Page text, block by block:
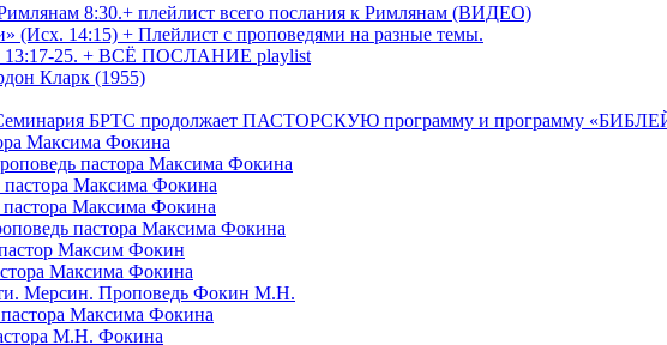
8:30.+ плейлист всего послания к Римлянам (ВИДЕО)
14:15) + Плейлист с проповедями на разные темы.
13:17-25. + ВСЁ ПОСЛАНИЕ playlist
Кларк (1955)
Семинария БРТС продолжает ПАСТОРСКУЮ программу и программу
Максима Фокина
пастора Максима Фокина
Максима Фокина
Максима Фокина
пастора Максима Фокина
Максим Фокин
Максима Фокина
Мерсин. Проповедь Фокин М.Н.
Максима Фокина
М.Н. Фокина